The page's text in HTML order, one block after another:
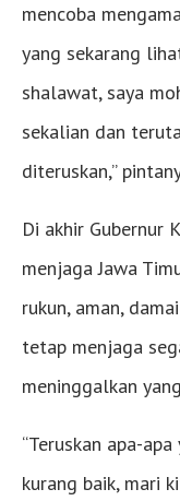
mencoba
yang sekarang
shalawat, saya
sekalian dan
diteruskan,”
Di akhir Gubernur
menjaga Jawa
rukun, aman,
tetap menjaga
meninggalkan
“Teruskan apa-
kurang baik, mari